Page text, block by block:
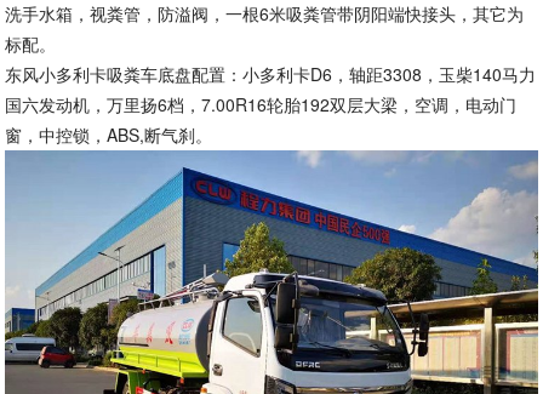
洗手水箱，视粪管，防溢阀，一根6米吸粪管带阴阳端快接头，其它为
标配。
东风小多利卡吸粪车底盘配置：小多利卡D6，轴距3308，玉柴140马力
国六发动机，万里扬6档，7.00R16轮胎192双层大梁，空调，电动门
窗，中控锁，ABS,断气刹。